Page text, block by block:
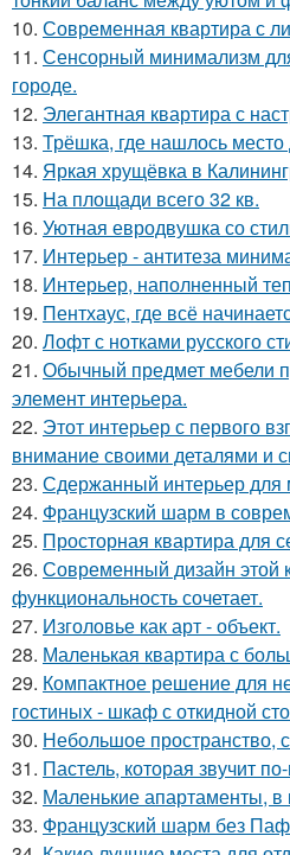
10. Современная квартира с
11. Сенсорный минимализм
городе.
12. Элегантная квартира с
13. Трёшка, где нашлось место
14. Яркая хрущёвка в
15. На площади всего 32 кв.
16. Уютная евродвушка со
17. Интерьер - антитеза
18. Интерьер, наполненный
19. Пентхаус, где всё
20. Лофт с нотками русского
21. Обычный предмет мебели
элемент интерьера.
22. Этот интерьер с первого
внимание своими деталями и
23. Сдержанный интерьер для
24. Французский шарм в
25. Просторная квартира для
26. Современный дизайн этой
функциональность сочетает.
27. Изголовье как арт - объект.
28. Маленькая квартира с
29. Компактное решение для
гостиных - шкаф с откидной
30. Небольшое пространство,
31. Пастель, которая звучит
32. Маленькие апартаменты, в
33. Французский шарм без